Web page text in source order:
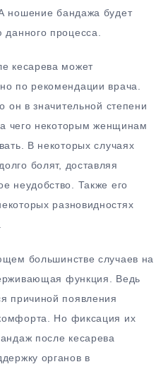
ношение бандажа будет
данного процесса.
кесарева может
по рекомендации врача.
он в значительной степени
чего некоторым женщинам
В некоторых случаях
болят, доставляя
неудобство. Также его
разновидностях
большинстве случаев на
функция. Ведь
причиной появления
Но фиксация их
после кесарева
органов в